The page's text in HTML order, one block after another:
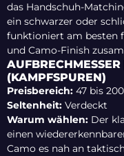
das Handschuh-
ein schwarzer oder
funktioniert am besten
und Camo-Finish
(KAMPFSPUREN)
Preisbereich: 47 bis
Seltenheit: Verdeckt
Warum wählen: Der
einen
Camo es nah an